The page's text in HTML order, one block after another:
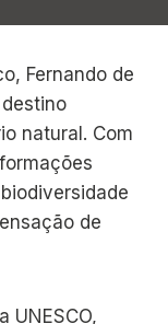
Fernando de
natural. Com
de
UNESCO,